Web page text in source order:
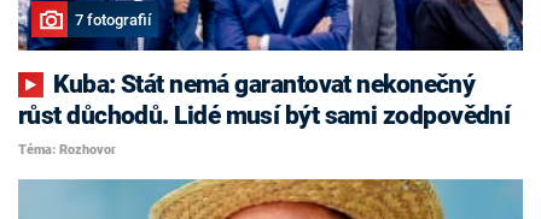
7 fotografií
růst důchodů. Lidé musí být sami zodpovědní
Téma: Rozhovor